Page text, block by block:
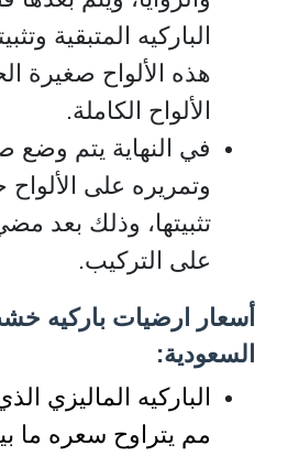
الباركيه المتبقية
هذه الألواح صغيرة
الألواح الكاملة.
في النهاية يتم وضع
وتمريره على
تثبيتها، وذلك بعد
على التركيب.
أسعار ارضيات باركيه
السعودية: